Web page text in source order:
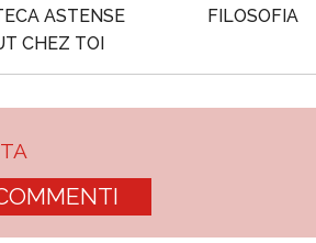
ASTENSE
FILOSOFIA
CHEZ TOI